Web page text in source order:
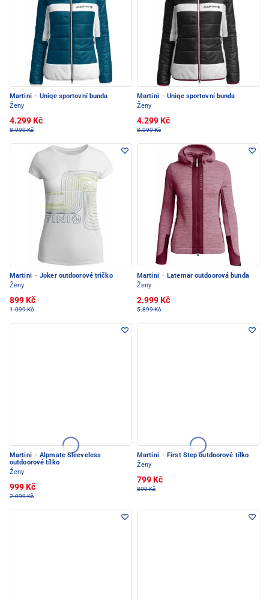
Martini · Uniqe sportovní bunda
Ženy
4.299 Kč
8.999 Kč
Martini · Uniqe sportovní bunda
Ženy
4.299 Kč
8.999 Kč
Martini · Joker outdoorové tričko
Ženy
899 Kč
1.099 Kč
Martini · Latemar outdoorová bunda
Ženy
2.999 Kč
5.899 Kč
Martini · Alpmate Sleeveless
outdoorové tílko
Ženy
999 Kč
2.099 Kč
Martini · First Step outdoorové tílko
Ženy
799 Kč
899 Kč